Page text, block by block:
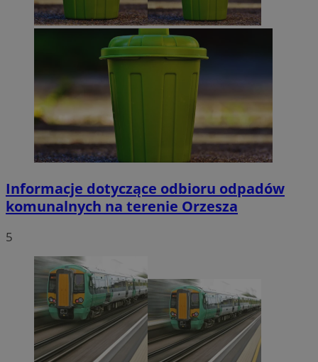
Informacje dotyczące odbioru odpadów
komunalnych na terenie Orzesza
5